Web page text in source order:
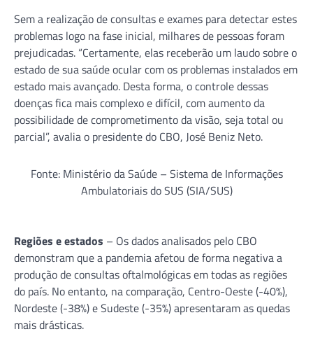
Sem a realização de consultas e exames para detectar estes
problemas logo na fase inicial, milhares de pessoas foram
prejudicadas. “Certamente, elas receberão um laudo sobre o
estado de sua saúde ocular com os problemas instalados em
estado mais avançado. Desta forma, o controle dessas
doenças fica mais complexo e difícil, com aumento da
possibilidade de comprometimento da visão, seja total ou
parcial”, avalia o presidente do CBO, José Beniz Neto.
Fonte: Ministério da Saúde – Sistema de Informações
Ambulatoriais do SUS (SIA/SUS)
Regiões e estados – Os dados analisados pelo CBO
demonstram que a pandemia afetou de forma negativa a
produção de consultas oftalmológicas em todas as regiões
do país. No entanto, na comparação, Centro-Oeste (-40%),
Nordeste (-38%) e Sudeste (-35%) apresentaram as quedas
mais drásticas.